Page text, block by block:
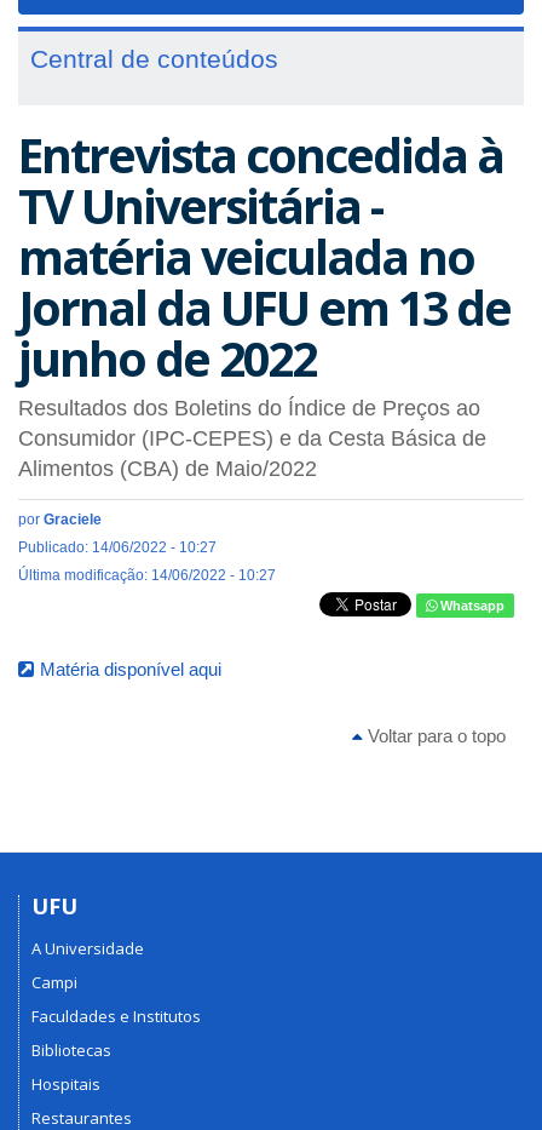
Central de conteúdos
Entrevista concedida à
TV Universitária -
matéria veiculada no
Jornal da UFU em 13 de
junho de 2022
Resultados dos Boletins do Índice de Preços ao
Consumidor (IPC-CEPES) e da Cesta Básica de
Alimentos (CBA) de Maio/2022
por Graciele
Publicado: 14/06/2022 - 10:27
Última modificação: 14/06/2022 - 10:27
Whatsapp
Matéria disponível aqui
Voltar para o topo
UFU
A Universidade
Campi
Faculdades e Institutos
Bibliotecas
Hospitais
Restaurantes